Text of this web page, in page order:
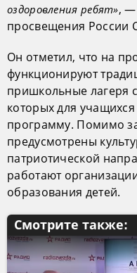
оздоровления ребят», —
просвещения России
Он отметил, что на
функционируют
пришкольные лагеря
которых для
программу. Помимо
предусмотрены
патриотической
работают
образования детей.
Смотрите также: